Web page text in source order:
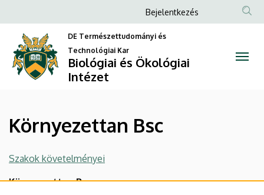
Bsc
Biológiai
Ökológiai
Intézet
a
tartalomra
Anonim
Felhasználói
fiók
menüje
Bejelentkezés
DE Természettudományi és
Technológiai Kar
Biológiai és Ökológiai
Intézet
Környezettan Bsc
Szakok követelményei
Környezettan Bsc